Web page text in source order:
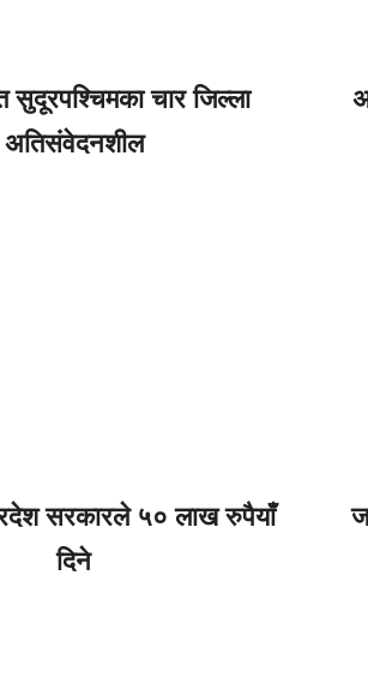
सुदूरपश्चिमका चार जिल्ला
अतिसंवेदनशील
सरकारले ५० लाख रुपैयाँ
दिने